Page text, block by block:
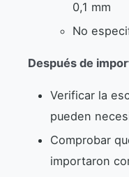
0,1 mm
No
Después de
Verificar la
pueden
Comprobar
importaron